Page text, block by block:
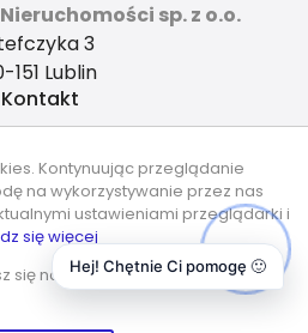
sp. z o.o.
3
151 Lublin
Kontakt
490-490
nas tu
Kontynuując przeglądanie
na wykorzystywanie przez nas
ustawieniami przeglądarki i
się więcej
się na wykorzystywanie przez nas
Hej! Chętnie Ci pomogę 🙂